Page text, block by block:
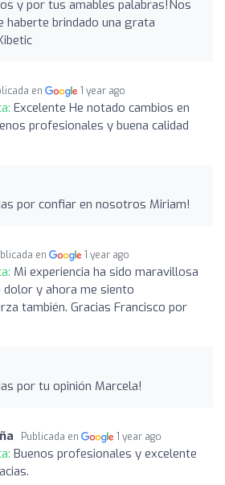
y por tus amables palabras!Nos
haberte brindado una grata
en 1 year ago
Excelente He notado cambios en
profesionales y buena calidad
por confiar en nosotros Miriam!
en 1 year ago
Mi experiencia ha sido maravillosa
dolor y ahora me siento
también. Gracias Francisco por
por tu opinión Marcela!
Publicada en 1 year ago
Buenos profesionales y excelente